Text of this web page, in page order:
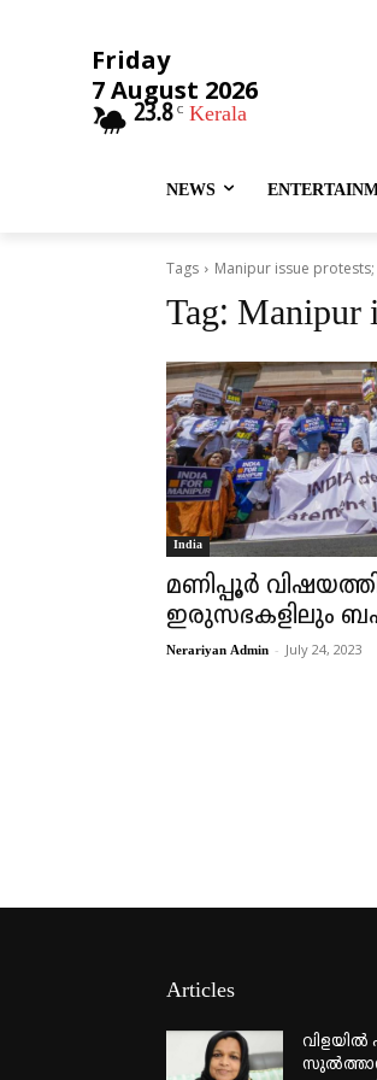
Friday
7 August 2026
23.8 C Kerala
NEWS
Tags Manipur issue protests;
Tag: Manipur
India
മണിപ്പൂര്‍
ഇരുസഭകളിലും
Nerariyan Admin - July 24, 2023
Articles
വിളയിൽ